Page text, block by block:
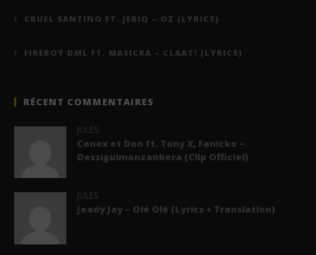
CRUEL SANTINO FT. JERIQ – OZ (LYRICS)
FIREBOY DML FT. MASICKA – CLAAT! (LYRICS)
RÉCENT COMMENTAIRES
JULES
Conex et Don ft. Tony X, Fanicko –
Dessiguimanzanbera (Clip Officiel)
JULES
Jeady Jay – Olé Olé (Lyrics + Translation)